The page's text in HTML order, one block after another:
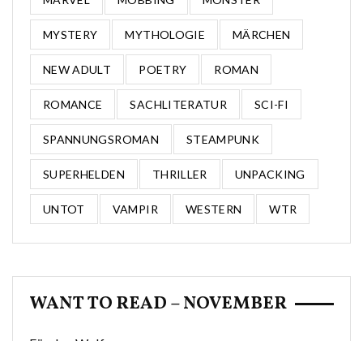
MYSTERY MYTHOLOGIE MÄRCHEN
NEW ADULT POETRY ROMAN
ROMANCE SACHLITERATUR SCI-FI
SPANNUNGSROMAN STEAMPUNK
SUPERHELDEN THRILLER UNPACKING
UNTOT VAMPIR WESTERN WTR
WANT TO READ – NOVEMBER